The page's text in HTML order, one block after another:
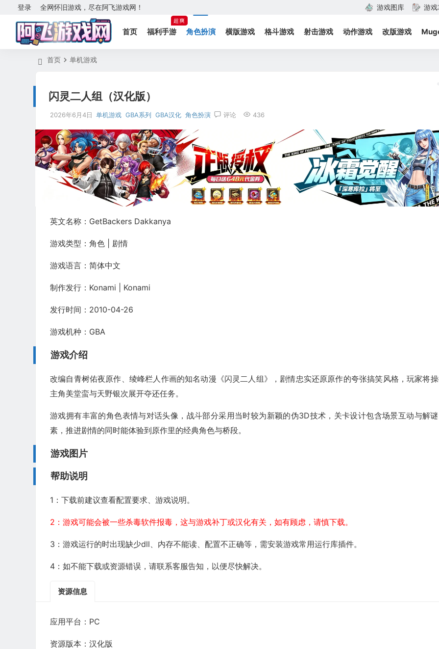
全网怀旧游戏，尽在阿飞游戏网！
登录 游戏图库 游
首页 福利手游
超爽
角色扮演 横版游戏 格斗游戏 射击游戏 动作游戏 改版游戏
首页 单机游戏
闪灵二人组（汉化版）
2026年6月4日 单机游戏 GBA系列 GBA汉化 角色扮演 评论 436
英文名称：GetBackers Dakkanya
游戏类型：角色 | 剧情
游戏语言：简体中文
制作发行：Konami | Konami
发行时间：2010-04-26
游戏机种：GBA
游戏介绍
改编自青树佑夜原作、绫峰栏人作画的知名动漫《闪灵二人组》，剧情忠实还原原作的夸张搞笑风格，玩家将
主角美堂蛮与天野银次展开夺还任务。
游戏拥有丰富的角色表情与对话头像，战斗部分采用当时较为新颖的伪3D技术，关卡设计包含场景互动与解
素，推进剧情的同时能体验到原作里的经典角色与桥段。
游戏图片
帮助说明
1：下载前建议查看配置要求、游戏说明。
2：游戏可能会被一些杀毒软件报毒，这与游戏补丁或汉化有关，如有顾虑，请慎下载。
3：游戏运行的时出现缺少dll、内存不能读、配置不正确等，需安装游戏常用运行库插件。
4：如不能下载或资源错误，请联系客服告知，以便尽快解决。
资源信息
应用平台：PC
资源版本：汉化版